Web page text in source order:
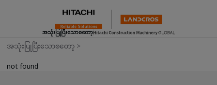
အသုံးပြုပြီးသောစတော့
အသုံးပြုပြီးသောစတော့ >
not found